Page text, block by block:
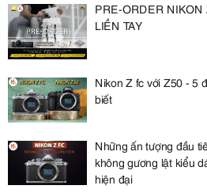
PRE-ORDER
LIỀN TAY
Nikon Z fc với Z50 - 5
biết
Những ấn tượng đầu
không gương lật kiểu
hiện đại